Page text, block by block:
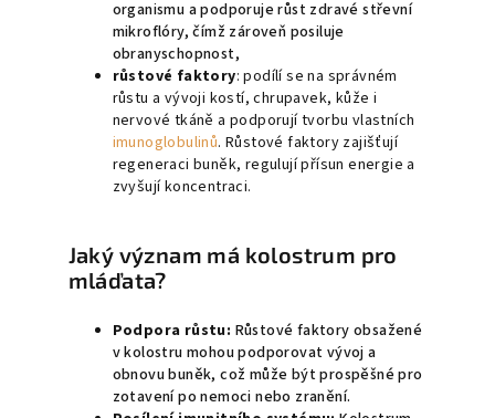
organismu a podporuje růst zdravé střevní
mikroflóry, čímž zároveň posiluje
obranyschopnost,
růstové faktory: podílí se na správném
růstu a vývoji kostí, chrupavek, kůže i
nervové tkáně a podporují tvorbu vlastních
imunoglobulinů. Růstové faktory zajišťují
regeneraci buněk, regulují přísun energie a
zvyšují koncentraci.
Jaký význam má kolostrum pro
mláďata?
Podpora růstu: Růstové faktory obsažené
v kolostru mohou podporovat vývoj a
obnovu buněk, což může být prospěšné pro
zotavení po nemoci nebo zranění.